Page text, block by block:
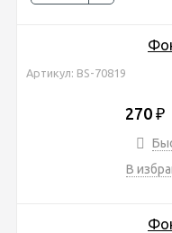
Артикул: BS-70819
270 ₽
В